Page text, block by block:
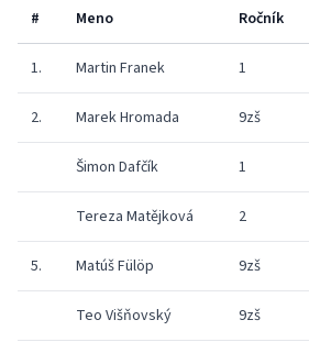
# Meno Ročník
1. Martin Franek 1
2. Marek Hromada 9zš
Šimon Dafčík 1
Tereza Matějková 2
5. Matúš Fülöp 9zš
Teo Višňovský 9zš